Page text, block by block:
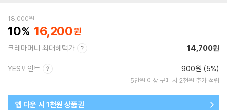
18,000원
10 16,200
크레마머니 최대혜택가 14,700원
YES포인트 900원 (5%)
5만원 이상 구매 시 2천원 추가 적립
앱 다운 시 1천원 상품권